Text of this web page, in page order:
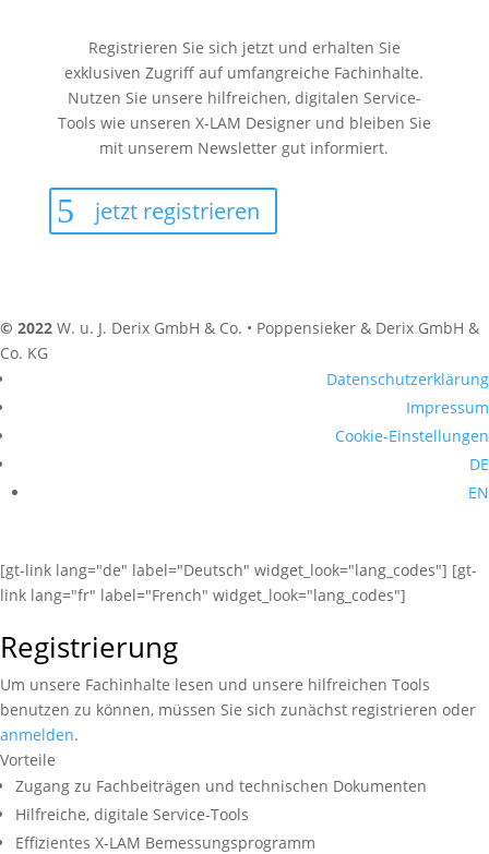
Registrieren Sie sich jetzt und erhalten Sie
exklusiven Zugriff auf umfangreiche Fachinhalte.
Nutzen Sie unsere hilfreichen, digitalen Service-
Tools wie unseren X-LAM Designer und bleiben Sie
mit unserem Newsletter gut informiert.
jetzt registrieren
© 2022 W. u. J. Derix GmbH & Co. • Poppensieker & Derix GmbH &
Co. KG
Datenschutzerklärung
Impressum
Cookie-Einstellungen
DE
EN
[gt-link lang="de" label="Deutsch" widget_look="lang_codes"] [gt-
link lang="fr" label="French" widget_look="lang_codes"]
Registrierung
Um unsere Fachinhalte lesen und unsere hilfreichen Tools
benutzen zu können, müssen Sie sich zunächst registrieren oder
anmelden.
Vorteile
Zugang zu Fachbeiträgen und technischen Dokumenten
Hilfreiche, digitale Service-Tools
Effizientes X-LAM Bemessungsprogramm